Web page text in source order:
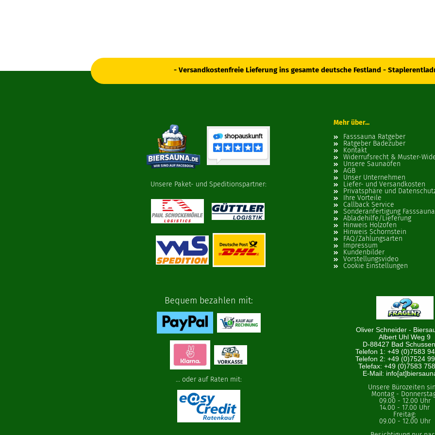
- Versandkostenfreie Lieferung ins gesamte deutsche Festland -
Unsere Paket- und Speditionspartner:
Mehr über...
Fasssauna Ratgeber
Ratgeber Badezuber
Kontakt
Widerrufsrecht & Muster-
Unsere Saunaöfen
AGB
Unser Unternehmen
Liefer- und Versandkosten
Privatsphäre und
Ihre Vorteile
Callback Service
Sonderanfertigung Fasssauna
Abladehilfe/Lieferung
Hinweis Holzofen
Hinweis Schornstein
FAQ/Zahlungsarten
Impressum
Kundenbilder
Vorstellungsvideo
Cookie Einstellungen
Bequem bezahlen mit:
... oder auf Raten mit:
Oliver Schneider -
Albert Uhl Weg 9
D-88427 Bad
Telefon 1: +49 (0)7583
Telefon 2: +49 (0)7524
Telefax: +49 (0)7583
E-Mail:
Unsere Bürozeiten
Montag -
09.00 - 12.00 Uhr
14.00 - 17.00 Uhr
Freitag:
09.00 - 12.00 Uhr